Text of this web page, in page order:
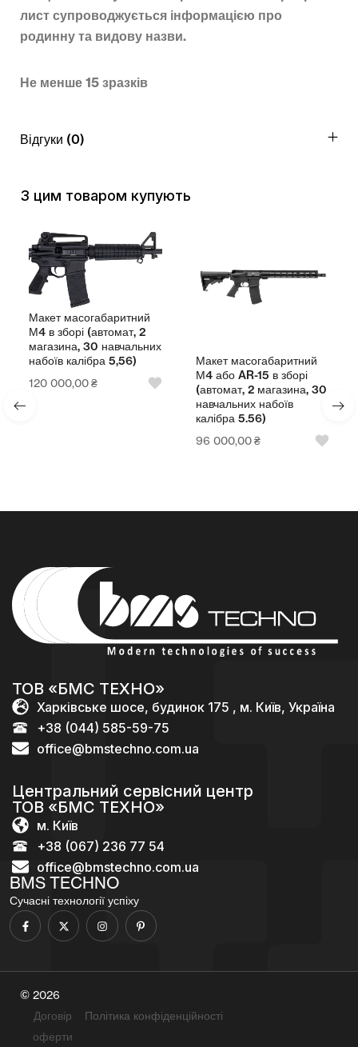
лист супроводжується інформацією про
родинну та видову назви.
Не менше 15 зразків
Відгуки (0)
З цим товаром купують
Макет масогабаритний
М4 в зборі (автомат, 2
магазина, 30 навчальних
набоїв калібра 5,56)
120 000,00₴
Макет масогабаритний
М4 або AR-15 в зборі
(автомат, 2 магазина, 30
навчальних набоїв
калібра 5.56)
96 000,00₴
BMS TECHNO
Сучасні технології успіху
ТОВ «БМС ТЕХНО»
Харківське шосе, будинок 175 , м. Київ, Україна
+38 (044) 585-59-75
office@bmstechno.com.ua
Центральний сервісний центр
ТОВ «БМС ТЕХНО»
м. Київ
+38 (067) 236 77 54
office@bmstechno.com.ua
© 2026
Договір
оферти
Політика конфіденційності